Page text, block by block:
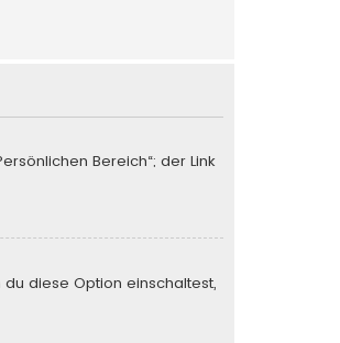
Bereich“; der Link
diese Option einschaltest,